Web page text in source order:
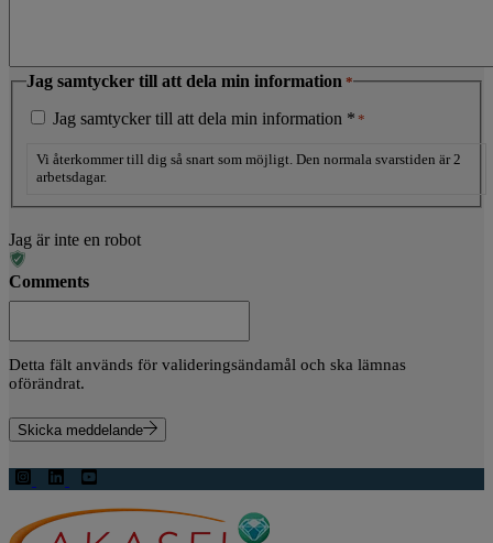
Jag samtycker till att dela min information *
Jag samtycker till att dela min information * *
Vi återkommer till dig så snart som möjligt. Den normala svarstiden är 2
arbetsdagar.
Jag är inte en robot
Comments
Detta fält används för valideringsändamål och ska lämnas
oförändrat.
Skicka meddelande